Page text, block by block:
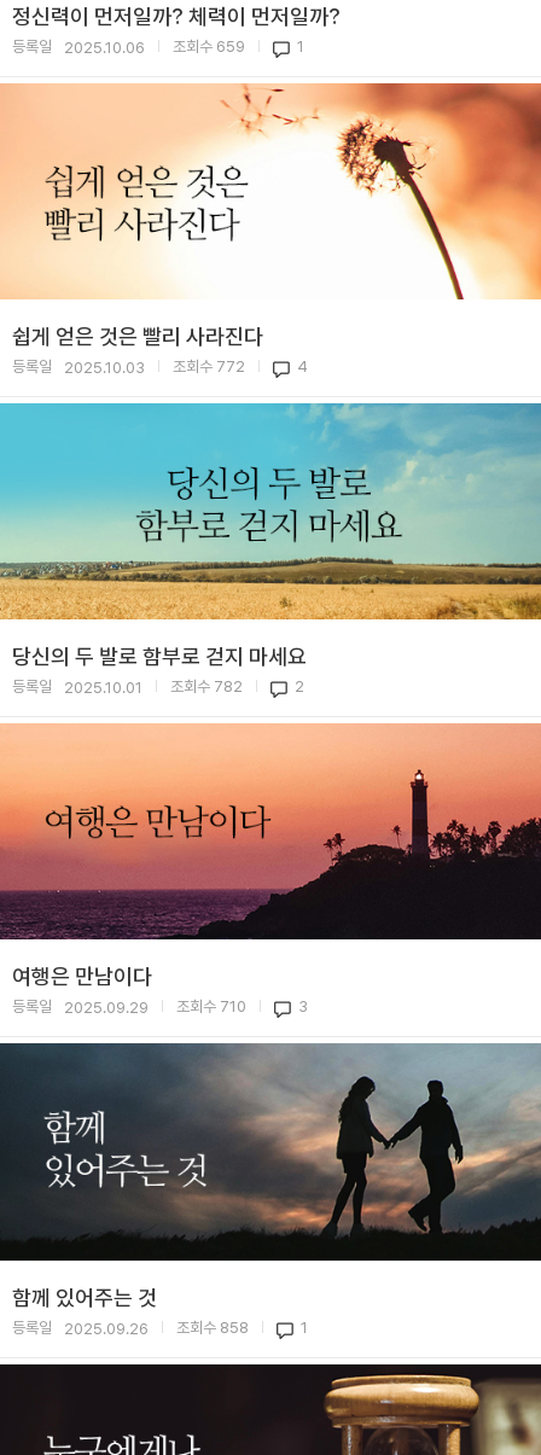
정신력이 먼저일까? 체력이 먼저일까?
등록일 2025.10.06 조회수 659 1
쉽게 얻은 것은 빨리 사라진다
등록일 2025.10.03 조회수 772 4
당신의 두 발로 함부로 걷지 마세요
등록일 2025.10.01 조회수 782 2
여행은 만남이다
등록일 2025.09.29 조회수 710 3
함께 있어주는 것
등록일 2025.09.26 조회수 858 1